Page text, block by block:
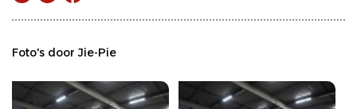
Foto's door Jie-Pie